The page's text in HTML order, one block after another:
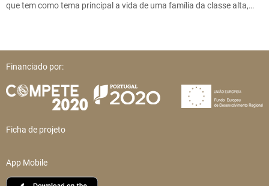
que tem como tema principal a vida de uma família da classe alta,…
Financiado por:
Ficha de projeto
App Mobile